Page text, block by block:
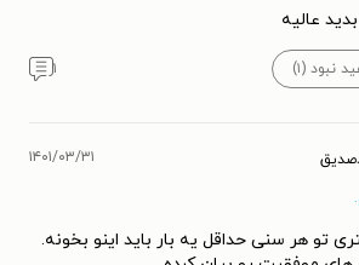
عالیه
نبود (۱) ۱
۱۴۰۱/۰۳/۳۱
تو هر سنی حداقل یه بار باید اینو بخونه.